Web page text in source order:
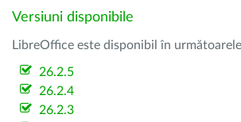
Versiuni disponibile
LibreOffice este disponibil în
26.2.5
26.2.4
26.2.3